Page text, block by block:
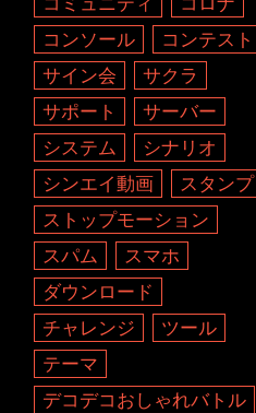
コンソール
コンテスト
サイン会
サクラ
サポート
サーバー
システム
シナリオ
シンエイ動画
スタンプ
ストップモーション
スパム
スマホ
ダウンロード
チャレンジ
ツール
テーマ
デコデコおしゃれバトル